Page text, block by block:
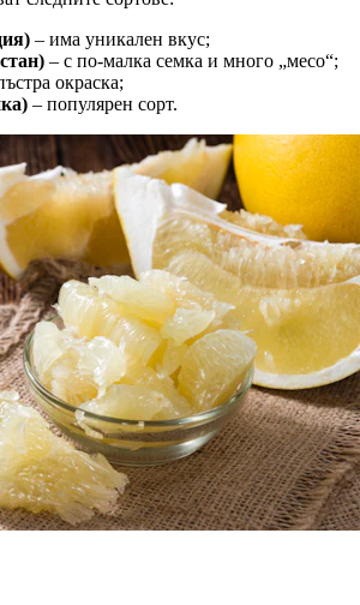
– има уникален вкус;
– с по-малка семка и много „месо“;
окраска;
– популярен сорт.